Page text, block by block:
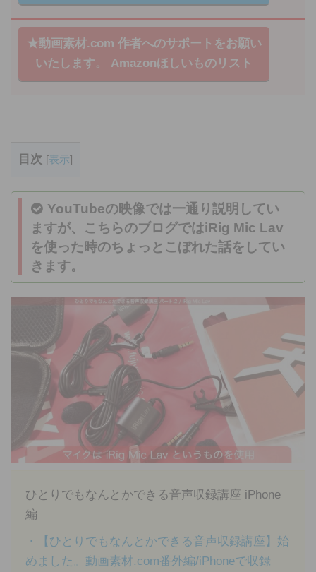
★動画素材.com 作者へのサポートをお願い
いたします。 Amazonほしいものリスト
目次 [表示]
YouTubeの映像では一通り説明してい
ますが、こちらのブログではiRig Mic Lav
を使った時のちょっとこぼれた話をしてい
きます。
ひとりでもなんとかできる音声収録講座 iPhone
編
・【ひとりでもなんとかできる音声収録講座】始
めました。動画素材.com番外編/iPhoneで収録